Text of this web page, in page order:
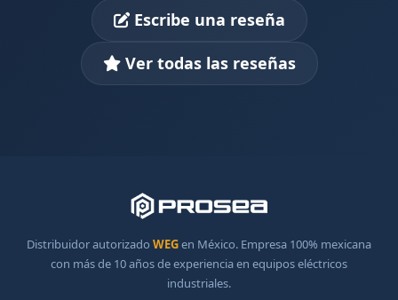
Escribe una reseña
Ver todas las reseñas
Distribuidor autorizado WEGen México. Empresa 100% mexicana
con más de 10 años de experiencia en equipos eléctricos
industriales.